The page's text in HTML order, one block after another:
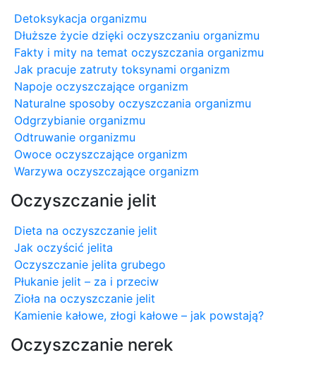
Detoksykacja organizmu
Dłuższe życie dzięki oczyszczaniu organizmu
Fakty i mity na temat oczyszczania organizmu
Jak pracuje zatruty toksynami organizm
Napoje oczyszczające organizm
Naturalne sposoby oczyszczania organizmu
Odgrzybianie organizmu
Odtruwanie organizmu
Owoce oczyszczające organizm
Warzywa oczyszczające organizm
Oczyszczanie jelit
Dieta na oczyszczanie jelit
Jak oczyścić jelita
Oczyszczanie jelita grubego
Płukanie jelit – za i przeciw
Zioła na oczyszczanie jelit
Kamienie kałowe, złogi kałowe – jak powstają?
Oczyszczanie nerek